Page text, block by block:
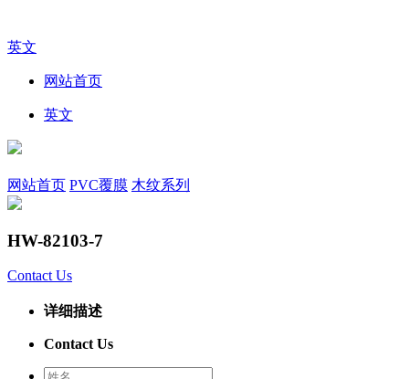
英文
网站首页
英文
网站首页 PVC覆膜 木纹系列
HW-82103-7
Contact Us
详细描述
Contact Us